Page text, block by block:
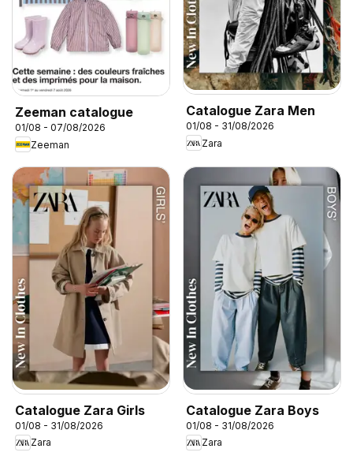
Zeeman catalogue
01/08 - 07/08/2026
Zeeman
Catalogue Zara Men
01/08 - 31/08/2026
Zara
Catalogue Zara Girls
01/08 - 31/08/2026
Zara
Catalogue Zara Boys
01/08 - 31/08/2026
Zara